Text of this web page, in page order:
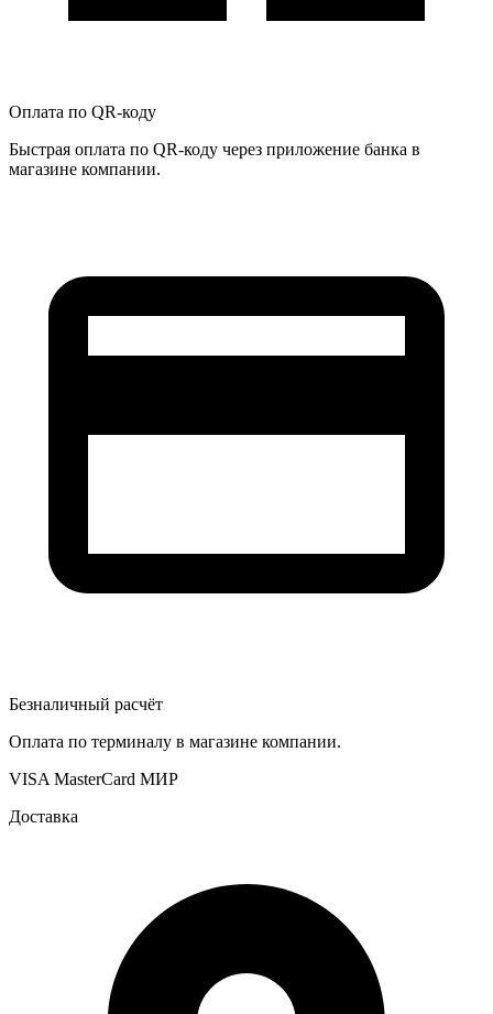
Оплата по QR-коду
Быстрая оплата по QR-коду через приложение банка в
магазине компании.
Безналичный расчёт
Оплата по терминалу в магазине компании.
VISA MasterCard МИР
Доставка